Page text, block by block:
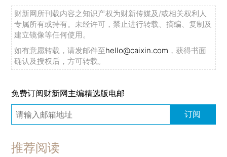
财新网所刊载内容之知识产权为财新传媒及/或相关权利人
专属所有或持有。未经许可，禁止进行转载、摘编、复制及
建立镜像等任何使用。
如有意愿转载，请发邮件至hello@caixin.com ，获得书面
确认及授权后，方可转载。
免费订阅财新网主编精选版电邮
订阅
推荐阅读